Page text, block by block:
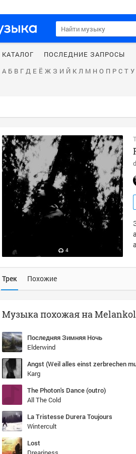
КАТАЛОГ
ПОСЛЕДНИЕ ЗАПРОСЫ
А Б В Г Д Е Ё Ж З И Й К Л М Н О П Р С Т У
4
Трек Похожие
Музыка похожая на
Последняя Зимняя Ночь
Elderwind
Angst (Weil alles einst zerbrechen
Karg
The Photon's Dance (outro)
All The Cold
La Tristesse Durera Toujours
Wintercult
Lost